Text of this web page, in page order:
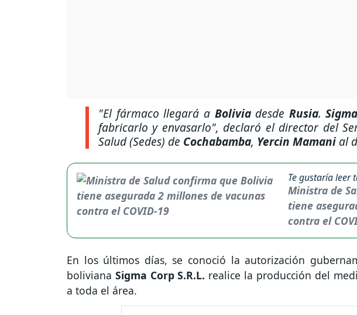
"El fármaco llegará a Bolivia desde Rusia.
fabricarlo y envasarlo", declaró el director del
Salud (Sedes) de Cochabamba, Yercin Mamani al
Te gustaría leer
Ministra de
tiene
contra el
En los últimos días, se conoció la autorización
boliviana Sigma Corp S.R.L. realice la producción del
a toda el área.